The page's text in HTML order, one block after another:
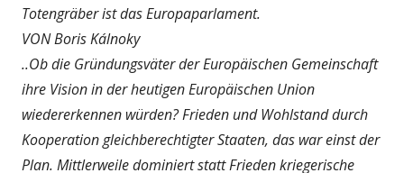
Totengräber ist das Europaparlament.
VON Boris Kálnoky
..Ob die Gründungsväter der Europäischen Gemeinschaft
ihre Vision in der heutigen Europäischen Union
wiedererkennen würden? Frieden und Wohlstand durch
Kooperation gleichberechtigter Staaten, das war einst der
Plan. Mittlerweile dominiert statt Frieden kriegerische